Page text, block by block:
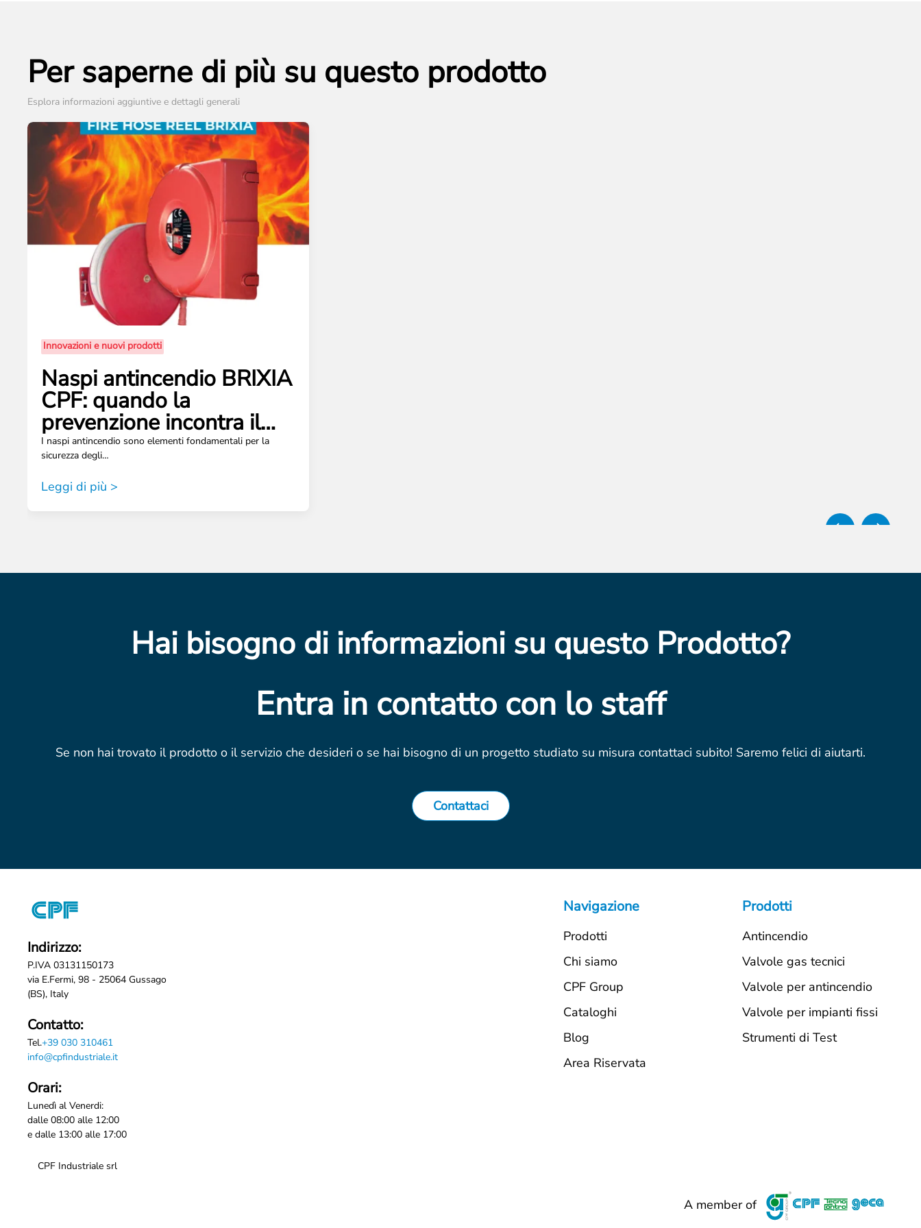
Per saperne di più su questo prodotto
Esplora informazioni aggiuntive e dettagli generali
Innovazioni e nuovi prodotti
Naspi antincendio BRIXIA
CPF: quando la
prevenzione incontra il…
I naspi antincendio sono elementi fondamentali per la
sicurezza degli…
Leggi di più >
Hai bisogno di informazioni su questo Prodotto?
Entra in contatto con lo staff
Se non hai trovato il prodotto o il servizio che desideri o se hai bisogno di un progetto studiato su misura contattaci subito! Saremo felici di aiutarti.
Contattaci
Indirizzo:
P.IVA 03131150173
via E.Fermi, 98 - 25064 Gussago
(BS), Italy
Contatto:
Tel.+39 030 310461
info@cpfindustriale.it
Orari:
Lunedì al Venerdi:
dalle 08:00 alle 12:00
e dalle 13:00 alle 17:00
CPF Industriale srl
Navigazione
Prodotti
Chi siamo
CPF Group
Cataloghi
Blog
Area Riservata
Prodotti
Antincendio
Valvole gas tecnici
Valvole per antincendio
Valvole per impianti fissi
Strumenti di Test
A member of